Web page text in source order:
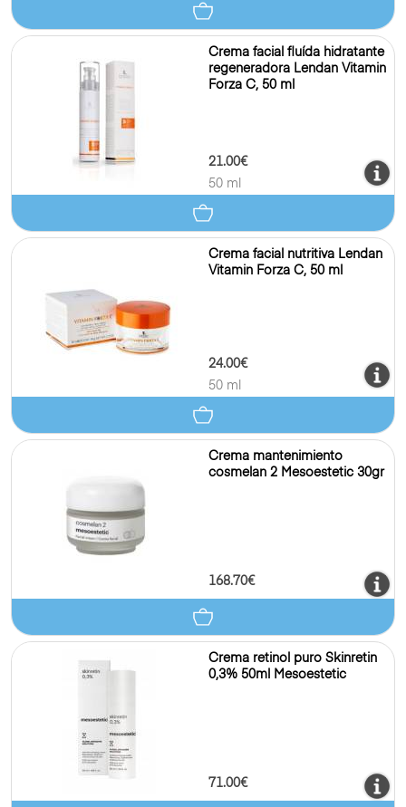
Crema facial fluída hidratante
regeneradora Lendan Vitamin
Forza C, 50 ml
21.00€
50 ml
Crema facial nutritiva Lendan
Vitamin Forza C, 50 ml
24.00€
50 ml
Crema mantenimiento
cosmelan 2 Mesoestetic 30gr
168.70€
Crema retinol puro Skinretin
0,3% 50ml Mesoestetic
71.00€